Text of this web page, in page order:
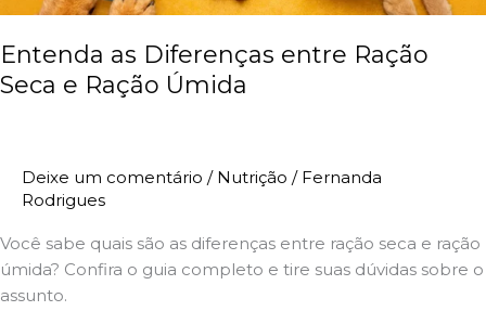
Entenda as Diferenças entre Ração
Seca e Ração Úmida
Deixe um comentário / Nutrição / Fernanda
Rodrigues
Você sabe quais são as diferenças entre ração seca e ração
úmida? Confira o guia completo e tire suas dúvidas sobre o
assunto.